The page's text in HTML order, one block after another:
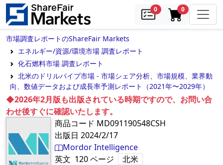
0samples0in cart
市場調査レポートのShareFair Markets
エネルギー/資源/環境市場 調査レポート
化石燃料市場 調査レポート
北米のドリルパイプ市場 - 市場シェア分析、市場規模、業界動
向、数値データおよび成長率予測レポート（2021年〜2029年）
◆2026年2月版も出版されている時期ですので、お問い合
わせ後すぐに確認いたします。
商品コード MD091190548CSH
出版日 2024/2/17
Mordor Intelligence
英文 120ページ 北米